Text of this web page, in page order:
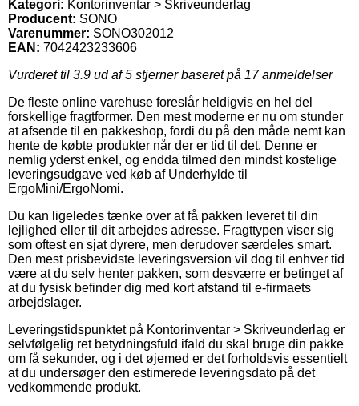
Kategori: Kontorinventar > Skriveunderlag
Producent: SONO
Varenummer: SONO302012
EAN: 7042423233606
Vurderet til 3.9 ud af 5 stjerner baseret på 17anmeldelser
De fleste online varehuse foreslår heldigvis en hel del
forskellige fragtformer. Den mest moderne er nu om stunder
at afsende til en pakkeshop, fordi du på den måde nemt kan
hente de købte produkter når der er tid til det. Denne er
nemlig yderst enkel, og endda tilmed den mindst kostelige
leveringsudgave ved køb af Underhylde til
ErgoMini/ErgoNomi.
Du kan ligeledes tænke over at få pakken leveret til din
lejlighed eller til dit arbejdes adresse. Fragttypen viser sig
som oftest en sjat dyrere, men derudover særdeles smart.
Den mest prisbevidste leveringsversion vil dog til enhver tid
være at du selv henter pakken, som desværre er betinget af
at du fysisk befinder dig med kort afstand til e-firmaets
arbejdslager.
Leveringstidspunktet på Kontorinventar > Skriveunderlag er
selvfølgelig ret betydningsfuld ifald du skal bruge din pakke
om få sekunder, og i det øjemed er det forholdsvis essentielt
at du undersøger den estimerede leveringsdato på det
vedkommende produkt.